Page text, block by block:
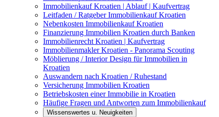
Immobilienkauf Kroatien | Ablauf | Kaufvertrag
Leitfaden / Ratgeber Immobilienkauf Kroatien
Nebenkosten Immobilienkauf Kroatien
Finanzierung Immobilien Kroatien durch Banken
Immobilienrecht Kroatien | Kaufvertrag
Immobilienmakler Kroatien - Panorama Scouting
Möblierung / Interior Design für Immobilien in
Kroatien
Auswandern nach Kroatien / Ruhestand
Versicherung Immobilien Kroatien
Betriebskosten einer Immobilie in Kroatien
Häufige Fragen und Antworten zum Immobilienkauf
Wissenswertes u. Neuigkeiten